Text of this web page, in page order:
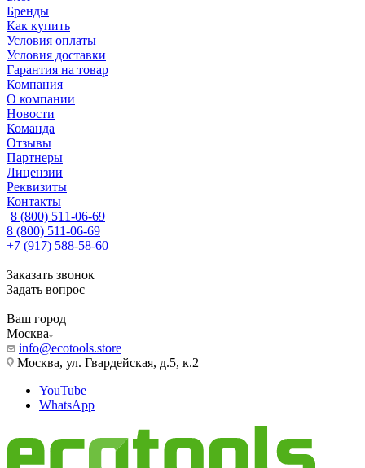
Бренды
Как купить
Условия оплаты
Условия доставки
Гарантия на товар
Компания
О компании
Новости
Команда
Отзывы
Партнеры
Лицензии
Реквизиты
Контакты
8 (800) 511-06-69
8 (800) 511-06-69
+7 (917) 588-58-60
Заказать звонок
Задать вопрос
Ваш город
Москва
info@ecotools.store
Москва, ул. Гвардейская, д.5, к.2
YouTube
WhatsApp